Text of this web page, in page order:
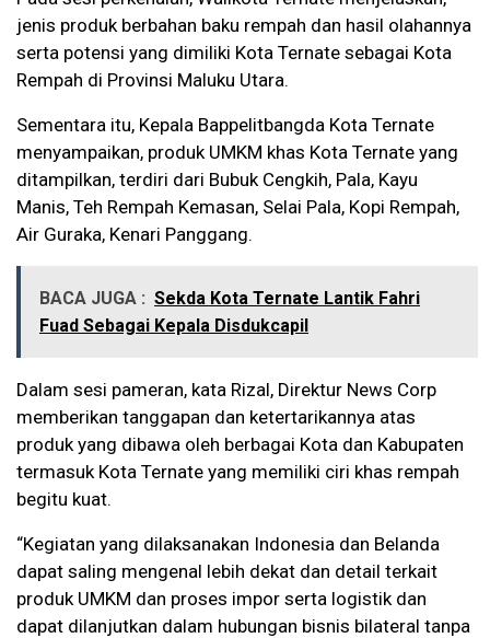
jenis produk berbahan baku rempah dan hasil olahannya
serta potensi yang dimiliki Kota Ternate sebagai Kota
Rempah di Provinsi Maluku Utara.
Sementara itu, Kepala Bappelitbangda Kota Ternate
menyampaikan, produk UMKM khas Kota Ternate yang
ditampilkan, terdiri dari Bubuk Cengkih, Pala, Kayu
Manis, Teh Rempah Kemasan, Selai Pala, Kopi Rempah,
Air Guraka, Kenari Panggang.
BACA JUGA : Sekda Kota Ternate Lantik Fahri
Fuad Sebagai Kepala Disdukcapil
Dalam sesi pameran, kata Rizal, Direktur News Corp
memberikan tanggapan dan ketertarikannya atas
produk yang dibawa oleh berbagai Kota dan Kabupaten
termasuk Kota Ternate yang memiliki ciri khas rempah
begitu kuat.
“Kegiatan yang dilaksanakan Indonesia dan Belanda
dapat saling mengenal lebih dekat dan detail terkait
produk UMKM dan proses impor serta logistik dan
dapat dilanjutkan dalam hubungan bisnis bilateral tanpa